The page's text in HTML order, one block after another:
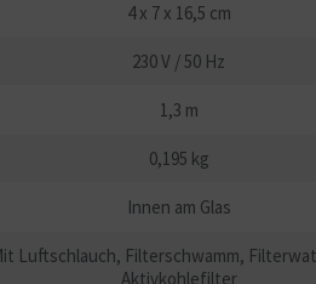
4 x 7 x 16,5 cm
230 V / 50 Hz
1,3 m
0,195 kg
Innen am Glas
Luftschlauch, Filterschwamm,
Aktivkohlefilter